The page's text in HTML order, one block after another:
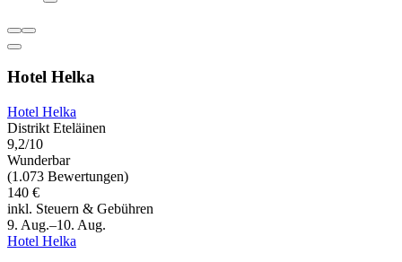
Hotel Helka
Hotel Helka
Distrikt Eteläinen
9,2/10
Wunderbar
(1.073 Bewertungen)
140 €
inkl. Steuern & Gebühren
9. Aug.–10. Aug.
Hotel Helka